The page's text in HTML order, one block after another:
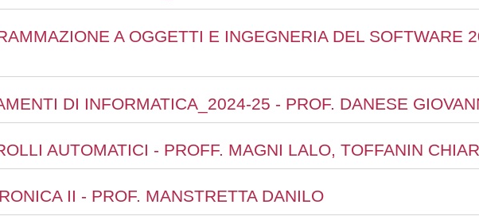
A OGGETTI E INGEGNERIA DEL SOFTWARE
DI INFORMATICA_2024-25 - PROF. DANESE
AUTOMATICI - PROFF. MAGNI LALO, TOFFANIN
II - PROF. MANSTRETTA DANILO